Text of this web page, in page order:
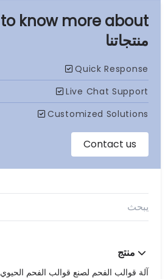
منتجاتنا
منتج
آلة قوالب الفحم لصنع قوالب الفحم الحيوي